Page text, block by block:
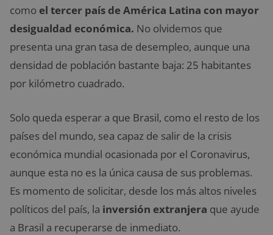
como el tercer país de América Latina con mayor
desigualdad económica. No olvidemos que
presenta una gran tasa de desempleo, aunque una
densidad de población bastante baja: 25 habitantes
por kilómetro cuadrado.
Solo queda esperar a que Brasil, como el resto de los
países del mundo, sea capaz de salir de la crisis
económica mundial ocasionada por el Coronavirus,
aunque esta no es la única causa de sus problemas.
Es momento de solicitar, desde los más altos niveles
políticos del país, la inversión extranjera que ayude
a Brasil a recuperarse de inmediato.